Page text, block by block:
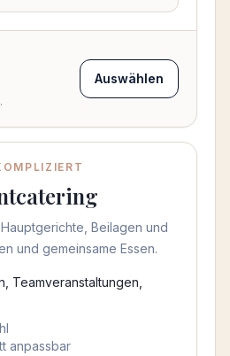
Auswählen
Beilagen und
und gemeinsame Essen.
Teamveranstaltungen,
anpassbar